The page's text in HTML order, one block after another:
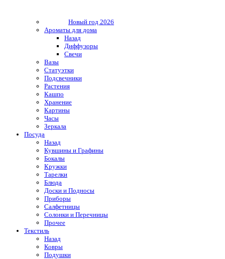
Новый год 2026
Ароматы для дома
Назад
Диффузоры
Свечи
Вазы
Статуэтки
Подсвечники
Растения
Кашпо
Хранение
Картины
Часы
Зеркала
Посуда
Назад
Кувшины и Графины
Бокалы
Кружки
Тарелки
Блюда
Доски и Подносы
Приборы
Салфетницы
Солонки и Перечницы
Прочее
Текстиль
Назад
Ковры
Подушки